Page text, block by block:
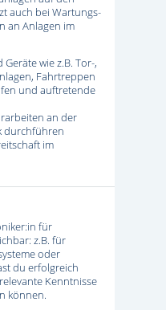
auch bei Wartungs-
an Anlagen im
wie z.B. Tor-,
Fahrtreppen
und auftretende
an der
durchführen
im
für
z.B. für
oder
du erfolgreich
Kenntnisse
können.